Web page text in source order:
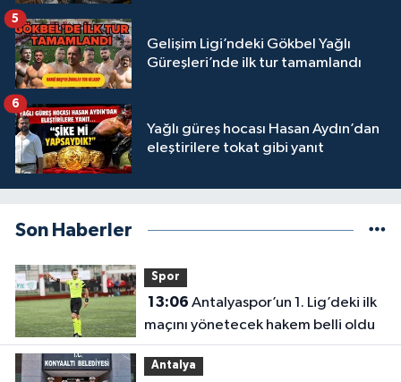
Gelişim Ligi’ndeki Gökbel Yağlı
Güreşleri’nde ilk tur tamamlandı
5
Yağlı güreş hocası Hasan Aydın’dan
eleştirilere tokat gibi yanıt
6
Son Haberler
Spor
13:06
maçını yönetecek hakem belli oldu
Antalya